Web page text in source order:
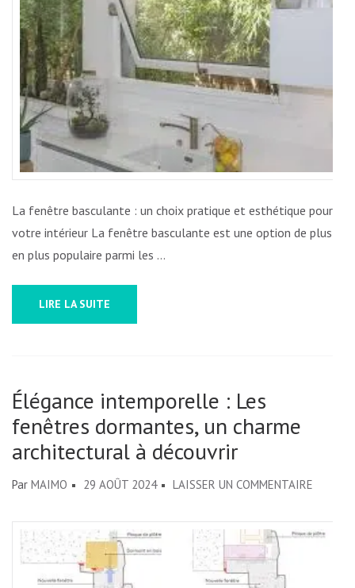
POUR
La fenêtre basculante : un choix pratique et esthétique pour
votre intérieur La fenêtre basculante est une option de plus
en plus populaire parmi les …
LIRE LA SUITE
Élégance intemporelle : Les
fenêtres dormantes, un charme
architectural à découvrir
Par MAIMO 29 AOÛT 2024 LAISSER UN COMMENTAIRE